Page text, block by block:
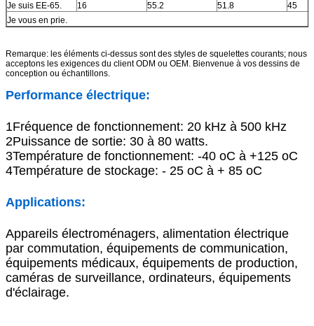
Je suis EE-65.
16 55.2 51.8
45
Je vous en prie.
Remarque: les éléments ci-dessus sont des styles de squelettes courants; nous
acceptons les exigences du client ODM ou OEM. Bienvenue à vos dessins de
conception ou échantillons.
Performance électrique:
1Fréquence de fonctionnement: 20 kHz à 500 kHz
2Puissance de sortie: 30 à 80 watts.
3Température de fonctionnement: -40 oC à +125 oC
4Température de stockage: - 25 oC à + 85 oC
Applications:
Appareils électroménagers, alimentation électrique
par commutation, équipements de communication,
équipements médicaux, équipements de production,
caméras de surveillance, ordinateurs, équipements
d'éclairage.